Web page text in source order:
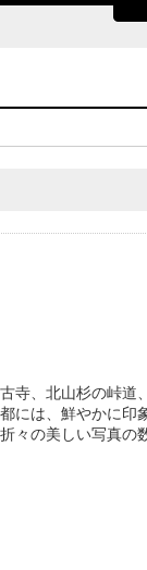
寺、北山杉の峠道
には、鮮やかに印
々の美しい写真の